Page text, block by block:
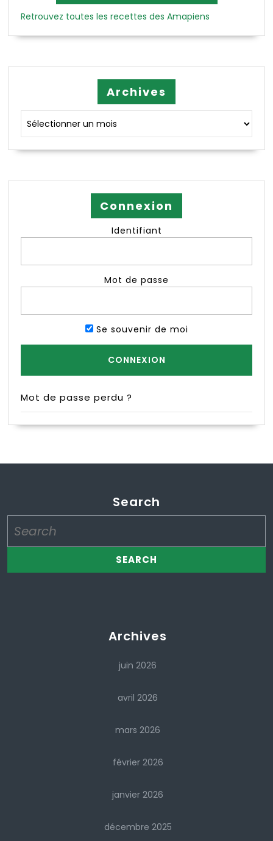
Retrouvez toutes les recettes des Amapiens
Archives
Connexion
Identifiant
Mot de passe
Se souvenir de moi
Mot de passe perdu ?
Search
for:
Archives
juin 2026
avril 2026
mars 2026
février 2026
janvier 2026
décembre 2025